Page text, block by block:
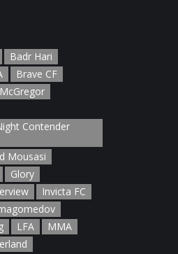
Badr Hari
Brave CF
Contender
Mousasi
Glory
Invicta FC
LFA
MMA